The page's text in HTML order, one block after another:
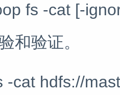
fs -cat [-
和验证。
-cat hdfs://